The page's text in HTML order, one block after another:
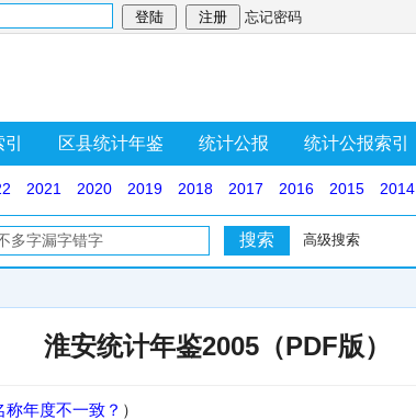
忘记密码
区县统计年鉴 统计公报 统计公报索引
2021 2020 2019 2018 2017 2016 2015 2014
高级搜索
淮安统计年鉴2005（PDF版）
年度不一致？ ）